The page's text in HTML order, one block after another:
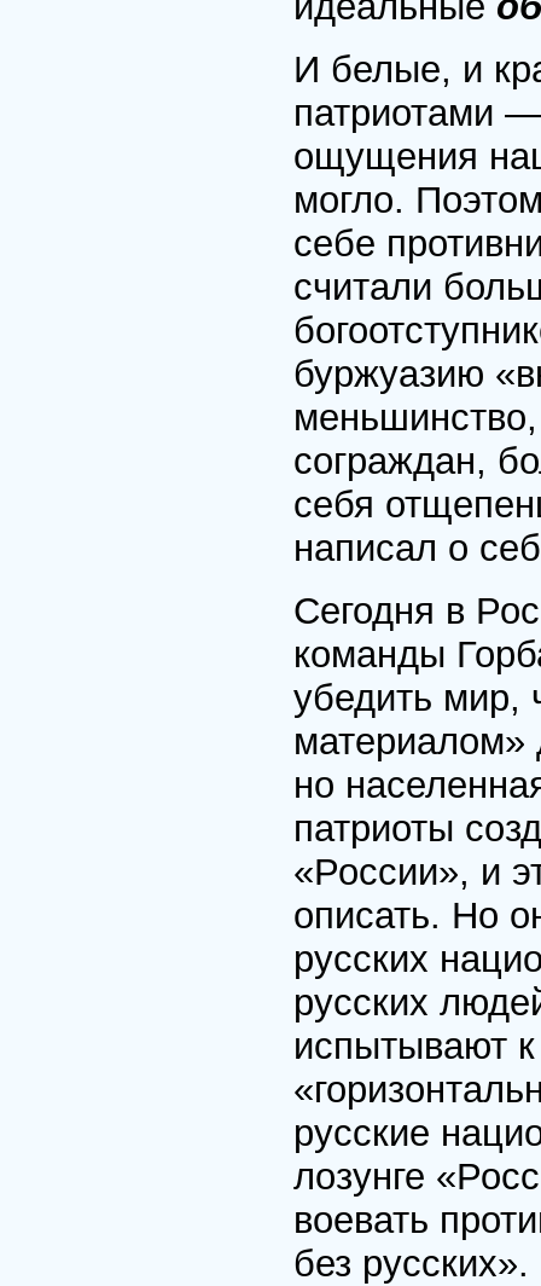
И белые, и
патриотами
ощущения
могло.
себе
считали
буржуазию
сограждан,
себя
написал о
Сегодня в
команды
убедить мир,
но
патриоты
«России», и
описать. Но
русских
русских
испытывают
русские
лозунге
воевать
без русских».